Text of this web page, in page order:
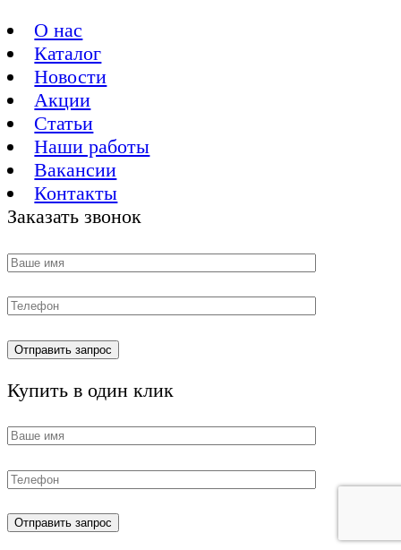
О нас
Каталог
Новости
Акции
Статьи
Наши работы
Вакансии
Контакты
Заказать звонок
Купить в один клик